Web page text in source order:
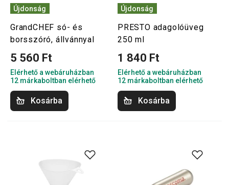
Újdonság
GrandCHEF só- és
borsszóró, állvánnyal
5 560 Ft
Elérhető a webáruházban
12 márkaboltban elérhető
Kosárba
Újdonság
PRESTO adagolóüveg
250 ml
1 840 Ft
Elérhető a webáruházban
12 márkaboltban elérhető
Kosárba